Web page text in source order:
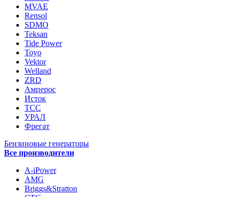
MVAE
Rensol
SDMO
Teksan
Tide Power
Toyo
Vektor
Welland
ZRD
Амперос
Исток
ТСС
УРАЛ
Фрегат
Бензиновые генераторы
Все производители
A-iPower
AMG
Briggs&Stratton